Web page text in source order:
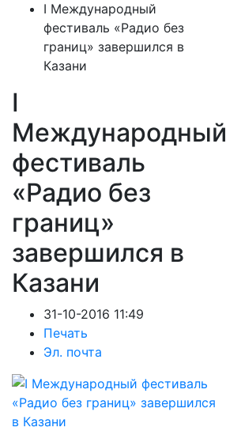
I Международный
фестиваль «Радио без
границ» завершился в
Казани
I
Международный
фестиваль
«Радио без
границ»
завершился в
Казани
31-10-2016 11:49
Печать
Эл. почта